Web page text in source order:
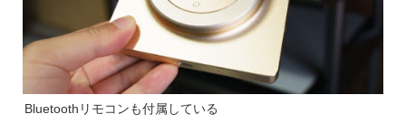
Bluetoothリモコンも付属している